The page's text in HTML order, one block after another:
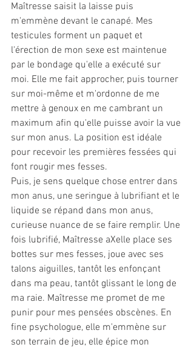
Maîtresse saisit la laisse puis
m'emmène devant le canapé. Mes
testicules forment un paquet et
l'érection de mon sexe est maintenue
par le bondage qu'elle a exécuté sur
moi. Elle me fait approcher, puis tourner
sur moi-même et m'ordonne de me
mettre à genoux en me cambrant un
maximum afin qu'elle puisse avoir la vue
sur mon anus. La position est idéale
pour recevoir les premières fessées qui
font rougir mes fesses.
Puis, je sens quelque chose entrer dans
mon anus, une seringue à lubrifiant et le
liquide se répand dans mon anus,
curieuse nuance de se faire remplir. Une
fois lubrifié, Maîtresse aXelle place ses
bottes sur mes fesses, joue avec ses
talons aiguilles, tantôt les enfonçant
dans ma peau, tantôt glissant le long de
ma raie. Maîtresse me promet de me
punir pour mes pensées obscènes. En
fine psychologue, elle m'emmène sur
son terrain de jeu, elle épice mon